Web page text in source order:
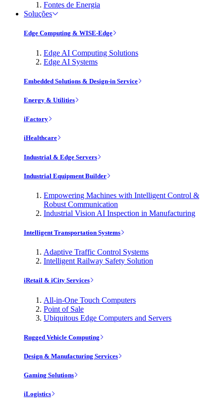
Fontes de Energia
Soluções
Edge Computing & WISE-Edge
Edge AI Computing Solutions
Edge AI Systems
Embedded Solutions & Design-in Service
Energy & Utilities
iFactory
iHealthcare
Industrial & Edge Servers
Industrial Equipment Builder
Empowering Machines with Intelligent Control &
Robust Communication
Industrial Vision AI Inspection in Manufacturing
Intelligent Transportation Systems
Adaptive Traffic Control Systems
Intelligent Railway Safety Solution
iRetail & iCity Services
All-in-One Touch Computers
Point of Sale
Ubiquitous Edge Computers and Servers
Rugged Vehicle Computing
Design & Manufacturing Services
Gaming Solutions
iLogistics